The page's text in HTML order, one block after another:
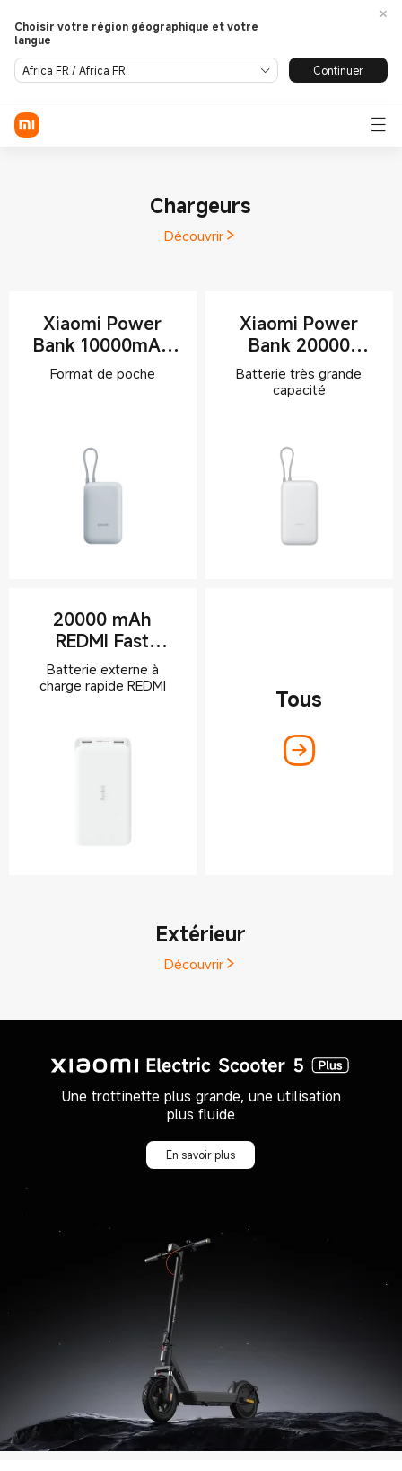
Se connecter / S'enregistrer
Smart Home
Lifestyle
Assistance
À PROPOS DE NOUS
Politique de confidentialité
Choisir votre région géographique et votre
langue
Africa FR / Africa FR Continuer
Chargeurs
Découvrir
Xiaomi Power
Bank 10000mAh
(Integrated Cable)
Xiaomi Power
Bank 20000
(Integrated Cable)
Batterie très grande
20000 mAh
REDMI Fast
Charge Power
Bank
Batterie externe à
charge rapide REDMI
Tous
Extérieur
Découvrir
Une trottinette plus grande, une utilisation
En savoir plus